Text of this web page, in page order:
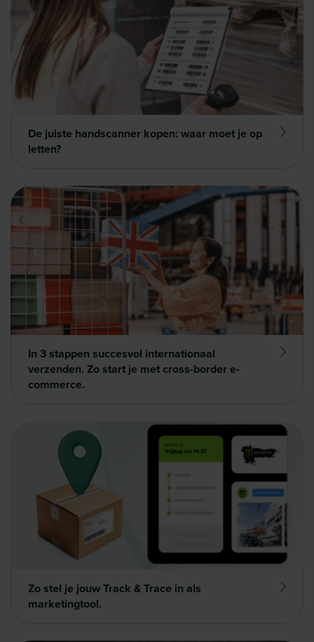
De juiste handscanner kopen: waar moet je op
letten?
In 3 stappen succesvol internationaal
verzenden. Zo start je met cross-border e-
commerce.
Zo stel je jouw Track & Trace in als
marketingtool.